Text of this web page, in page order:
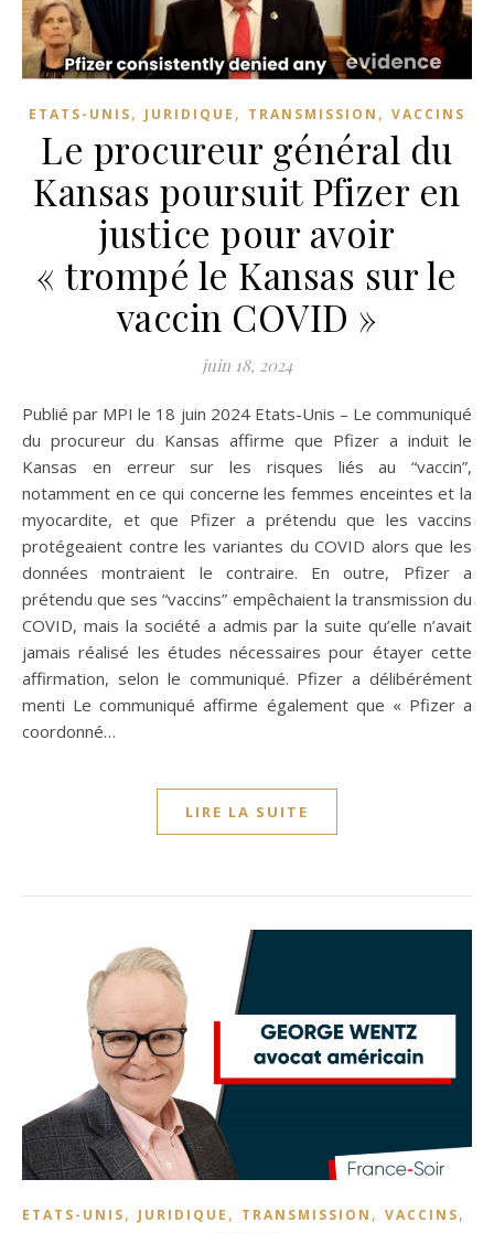
ETATS-UNIS, JURIDIQUE , TRANSMISSION , VACCINS
Le procureur général du
Kansas poursuit Pfizer en
justice pour avoir
« trompé le Kansas sur le
vaccin COVID »
juin 18, 2024
Publié par MPI le 18 juin 2024 Etats-Unis – Le communiqué
du procureur du Kansas affirme que Pfizer a induit le
Kansas en erreur sur les risques liés au “vaccin”,
notamment en ce qui concerne les femmes enceintes et la
myocardite, et que Pfizer a prétendu que les vaccins
protégeaient contre les variantes du COVID alors que les
données montraient le contraire. En outre, Pfizer a
prétendu que ses “vaccins” empêchaient la transmission du
COVID, mais la société a admis par la suite qu’elle n’avait
jamais réalisé les études nécessaires pour étayer cette
affirmation, selon le communiqué. Pfizer a délibérément
menti Le communiqué affirme également que « Pfizer a
coordonné…
LIRE LA SUITE
ETATS-UNIS, JURIDIQUE , TRANSMISSION , VACCINS,